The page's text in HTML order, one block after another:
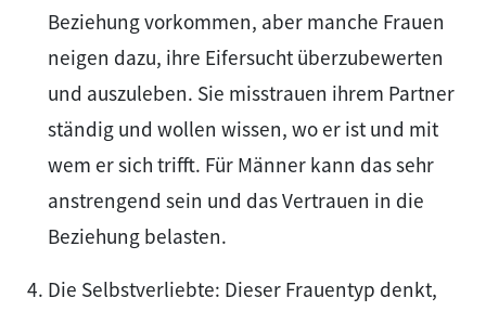
Beziehung vorkommen, aber manche Frauen
neigen dazu, ihre Eifersucht überzubewerten
und auszuleben. Sie misstrauen ihrem Partner
ständig und wollen wissen, wo er ist und mit
wem er sich trifft. Für Männer kann das sehr
anstrengend sein und das Vertrauen in die
Beziehung belasten.
Die Selbstverliebte: Dieser Frauentyp denkt,